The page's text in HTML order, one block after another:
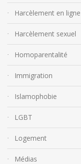
Harcèlement en ligne
Harcèlement sexuel
Homoparentalité
Immigration
Islamophobie
LGBT
Logement
Médias